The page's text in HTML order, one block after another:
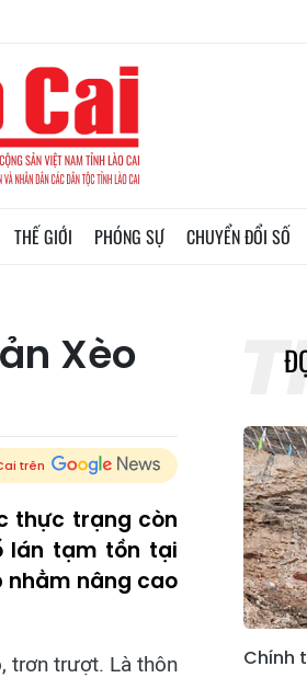
THẾ GIỚI PHÓNG SỰ CHUYỂN ĐỔI SỐ
Xèo
trên
thực trạng còn
lán tạm tồn tại
nhằm nâng cao
trơn trượt. Là thôn
Chính